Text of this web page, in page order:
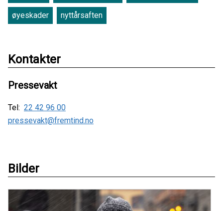
øyeskader nyttårsaften
Kontakter
Pressevakt
Tel: 22 42 96 00
pressevakt@fremtind.no
Bilder